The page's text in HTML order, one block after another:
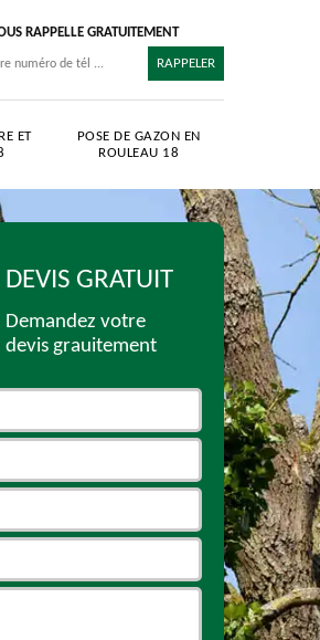
RAPPELLE GRATUITEMENT
ET
POSE DE GAZON EN
ROULEAU 18
DEVIS GRATUIT
Demandez votre
devis grauitement